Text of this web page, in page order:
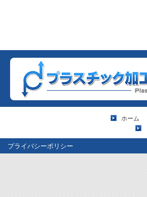
ホーム
プライバシーポリシー